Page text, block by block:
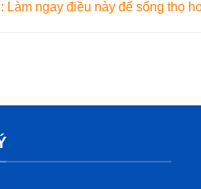
Làm ngay điều này để sống thọ